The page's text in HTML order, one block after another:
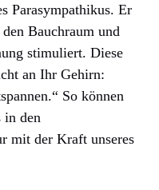
Parasympathikus. Er
Bauchraum und
stimuliert. Diese
an Ihr Gehirn:
So können
in den
mit der Kraft unseres